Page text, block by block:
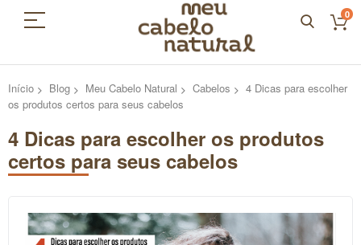
0
Início Blog Meu Cabelo Natural Cabelos
4 Dicas para escolher
os produtos certos para seus cabelos
4 Dicas para escolher os produtos
certos para seus cabelos